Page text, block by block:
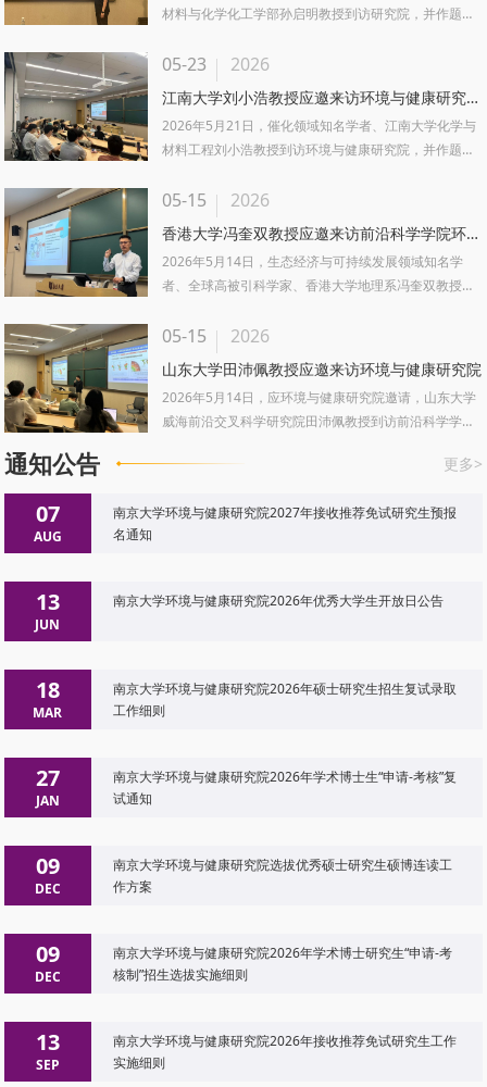
材料与化学化工学部孙启明教授到访研究院，并作题为
05-23 2026
江南大学刘小浩教授应邀来访环境与健康研究院并开展学术交流
2026年5月21日，催化领域知名学者、江南大学化学与
材料工程刘小浩教授到访环境与健康研究院，并作题为
05-15 2026
香港大学冯奎双教授应邀来访前沿科学学院环境与健康研究...
2026年5月14日，生态经济与可持续发展领域知名学
者、全球高被引科学家、香港大学地理系冯奎双教授到
05-15 2026
山东大学田沛佩教授应邀来访环境与健康研究院
2026年5月14日，应环境与健康研究院邀请，山东大学
威海前沿交叉科学研究院田沛佩教授到访前沿科学学
通知公告 更多>
07
AUG
南京大学环境与健康研究院2027年接收推荐免试研究生预报
名通知
13
JUN
南京大学环境与健康研究院2026年优秀大学生开放日公告
18
MAR
南京大学环境与健康研究院2026年硕士研究生招生复试录取
工作细则
27
JAN
南京大学环境与健康研究院2026年学术博士生“申请-考核”复
试通知
09
DEC
南京大学环境与健康研究院选拔优秀硕士研究生硕博连读工
作方案
09
DEC
南京大学环境与健康研究院2026年学术博士研究生“申请-考
核制”招生选拔实施细则
13
SEP
南京大学环境与健康研究院2026年接收推荐免试研究生工作
实施细则